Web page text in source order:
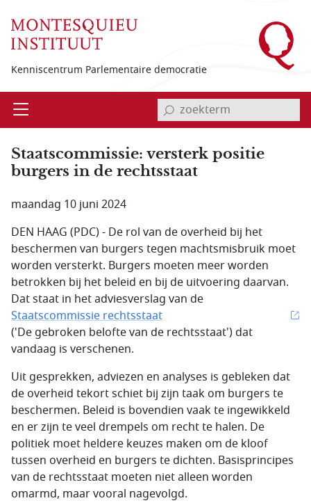
Kenniscentrum Parlementaire democratie
Open invoerveld zoekterm
Staatscommissie: versterk positie
burgers in de rechtsstaat
maandag 10 juni 2024
DEN HAAG (PDC) - De rol van de overheid bij het
beschermen van burgers tegen machtsmisbruik moet
worden versterkt. Burgers moeten meer worden
betrokken bij het beleid en bij de uitvoering daarvan.
Dat staat in het adviesverslag van de
Staatscommissie rechtsstaat
('De gebroken belofte van de rechtsstaat') dat
vandaag is verschenen.
Uit gesprekken, adviezen en analyses is gebleken dat
de overheid tekort schiet bij zijn taak om burgers te
beschermen. Beleid is bovendien vaak te ingewikkeld
en er zijn te veel drempels om recht te halen. De
politiek moet heldere keuzes maken om de kloof
tussen overheid en burgers te dichten. Basisprincipes
van de rechtsstaat moeten niet alleen worden
omarmd, maar vooral nagevolgd.